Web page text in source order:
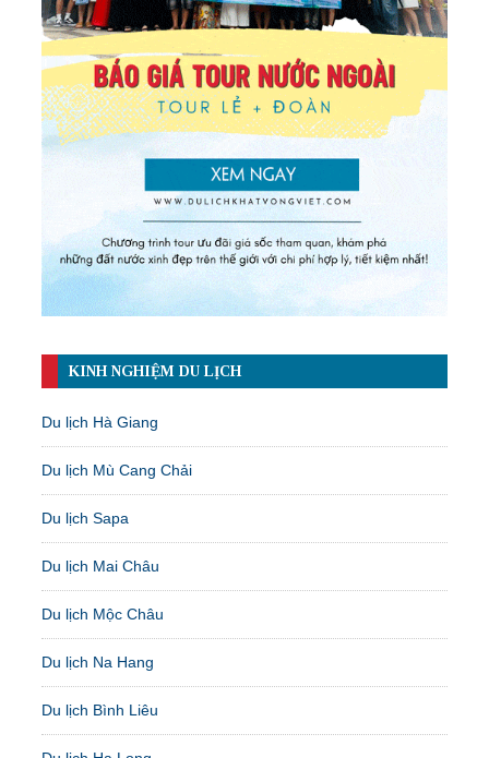
KINH NGHIỆM DU LỊCH
Du lịch Hà Giang
Du lịch Mù Cang Chải
Du lịch Sapa
Du lịch Mai Châu
Du lịch Mộc Châu
Du lịch Na Hang
Du lịch Bình Liêu